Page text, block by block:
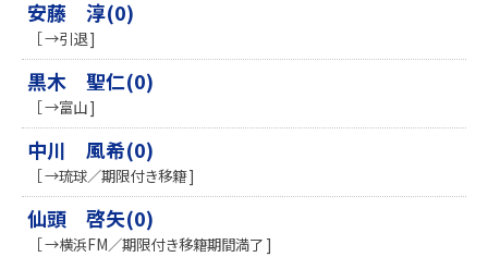
安藤 淳(0)
［ →引退 ]
黒木 聖仁(0)
［ →富山 ]
中川 風希(0)
［ →琉球／期限付き移籍 ]
仙頭 啓矢(0)
［ →横浜FM／期限付き移籍期間満了 ]